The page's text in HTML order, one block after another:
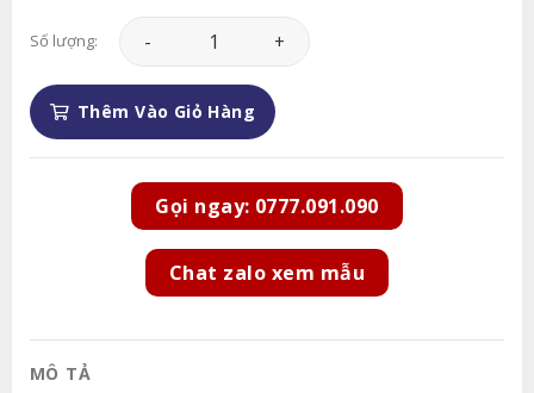
Số lượng: Lan Hồ Điệp - LHD028 số lượng
Thêm Vào Giỏ Hàng
Gọi ngay: 0777.091.090
Chat zalo xem mẫu
MÔ TẢ